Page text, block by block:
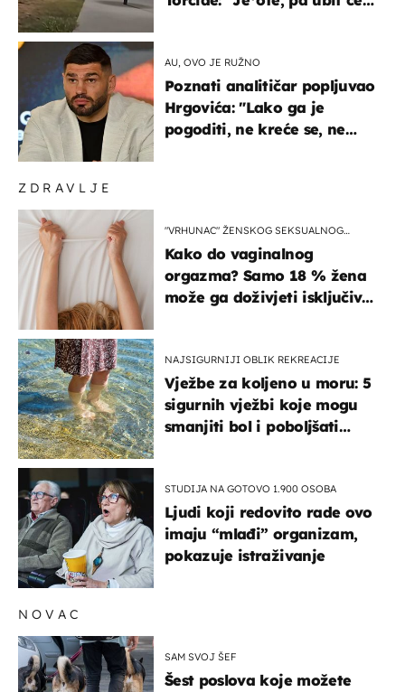
ZDRAVLJE
"VRHUNAC" ŽENSKOG SEKSUALNOG
Kako do vaginalnog
orgazma? Samo 18 % žena
može ga doživjeti isključivo
NAJSIGURNIJI OBLIK REKREACIJE
Vježbe za koljeno u moru: 5
sigurnih vježbi koje mogu
smanjiti bol i poboljšati
STUDIJA NA GOTOVO 1.900 OSOBA
Ljudi koji redovito rade ovo
imaju “mlađi” organizam,
pokazuje istraživanje
AU, OVO JE RUŽNO
Poznati analitičar popljuvao
Hrgovića: "Lako ga je
pogoditi, ne kreće se, ne
NOVAC
SAM SVOJ ŠEF
Šest poslova koje možete